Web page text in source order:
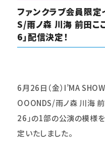
ファンクラブ会員限定
S/雨ノ森 川海 前田こ
6」配信決定！
6月26日（金）I’MA
OOONDS/雨ノ森 川海
26」の1部の公演の模様
定いたしました。